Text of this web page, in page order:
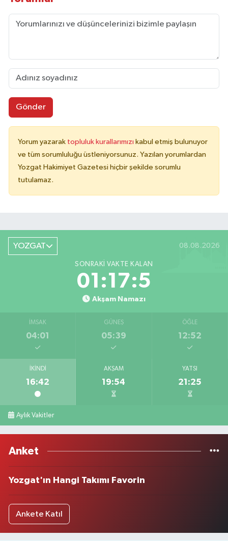
Gönder
Yorum yazarak topluluk kurallarımızı kabul etmiş bulunuyor
ve tüm sorumluluğu üstleniyorsunuz. Yazılan yorumlardan
Yozgat Hakimiyet Gazetesi hiçbir şekilde sorumlu
tutulamaz.
YOZGAT 08.08.2026
SONRAKI VAKTE KALAN
01:17:5
Akşam Namazı
İMSAK
04:01
GÜNEŞ
05:39
ÖĞLE
12:52
İKINDI
16:42
AKŞAM
19:54
YATSI
21:25
Aylık Vakitler
Anket
Yozgat'ın Hangi Takımı Favorin
Ankete Katıl